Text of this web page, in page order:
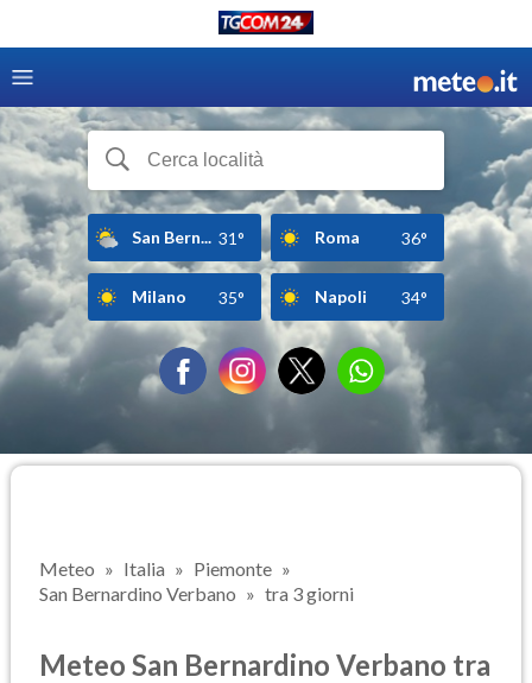
San Bern... 31° Roma 36°
Milano 35° Napoli 34°
Meteo Italia
Piemonte
San Bernardino Verbano
tra 3 giorni
Meteo San Bernardino Verbano tra